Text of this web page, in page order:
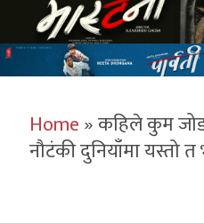
Home»कहिले कुम
नौटंकी दुनियाँमा यस्तो